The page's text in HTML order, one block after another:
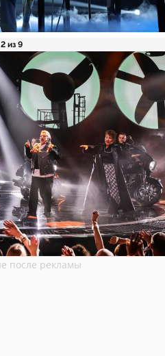
2 из 9